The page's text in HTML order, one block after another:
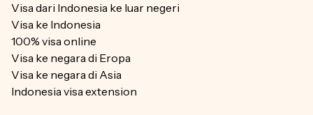
Visa dari Indonesia ke luar negeri
Visa ke Indonesia
100% visa online
Visa ke negara di Eropa
Visa ke negara di Asia
Indonesia visa extension